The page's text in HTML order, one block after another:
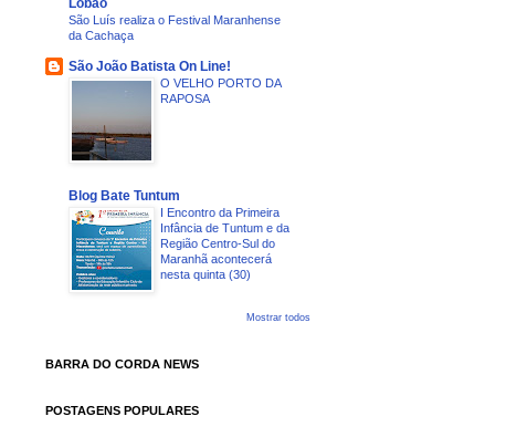
Lobao
São Luís realiza o Festival Maranhense
da Cachaça
São João Batista On Line!
O VELHO PORTO DA
RAPOSA
Blog Bate Tuntum
I Encontro da Primeira
Infância de Tuntum e da
Região Centro-Sul do
Maranhã acontecerá
nesta quinta (30)
Mostrar todos
BARRA DO CORDA NEWS
POSTAGENS POPULARES